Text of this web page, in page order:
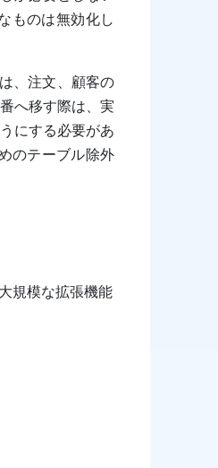
ものは無効化し
、注文、顧客の
へ移す際は、実
にする必要があ
のテーブル除外
規模な拡張機能